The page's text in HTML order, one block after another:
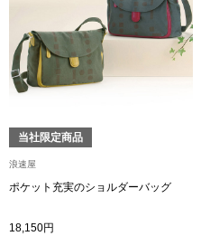
ン雑貨
当社限定商品
浪速屋
ポケット充実のショルダーバッグ
18,150円